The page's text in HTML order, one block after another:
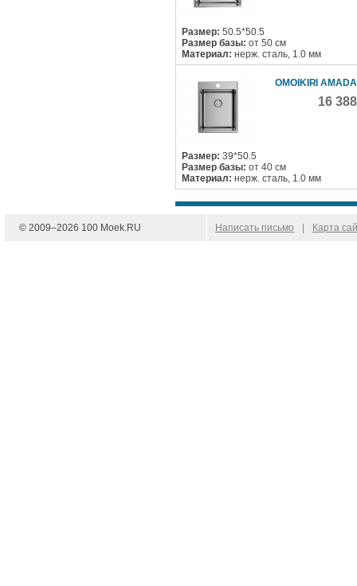
Размер: 50.5*50.5
Размер базы: от 50 см
Материал: нерж. сталь, 1.0 мм
OMOIKIRI
16
Размер: 39*50.5
Размер базы: от 40 см
Материал: нерж. сталь, 1.0 мм
© 2009–2026 100 Moek.RU Написать письмо Карта